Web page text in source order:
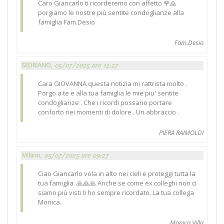
Caro Giancarlo ti ricorderemo con affetto 🌹🙏
porgiamo le nostre più sentite condoglianze alla
famiglia Fam.Desio
Fam.Desio
SEDRIANO, 05/07/2025 ore 12:27
Cara GIOVANNA questa notizia mi rattrista molto .
Porgo a te e alla tua famiglia le mie piu' sentite
condoglianze . Che i ricordi possano portare
conforto nei momenti di dolore . Un abbraccio .
PIERA RAIMOLDI
Milano, 05/07/2025 ore 09:27
Ciao Giancarlo vola in alto nei cieli e proteggi tutta la
tua famiglia. 🙏🙏🙏 Anche se come ex colleghi non ci
siamo più visti ti ho sempre ricordato. La tua collega
Monica.